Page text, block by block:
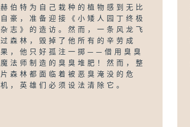
赫伯特为自己栽种的植物感到无比
自豪，准备迎接《小矮人园丁终极
杂志》的造访。然而，一条风龙飞
过森林，毁掉了他所有的辛劳成
果，他只好孤注一掷——借用臭臭
魔法师制造的臭臭堆肥！然而，整
片森林都面临着被恶臭淹没的危
机，英雄们必须设法清除它。